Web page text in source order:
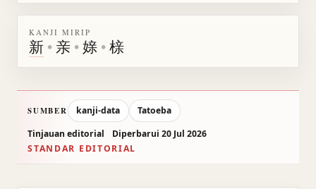
KANJI MIRIP
新 • 亲 •媇 •榇
SUMBER kanji-data
Tatoeba
Tinjauan editorial
Diperbarui 20 Jul 2026
STANDAR EDITORIAL